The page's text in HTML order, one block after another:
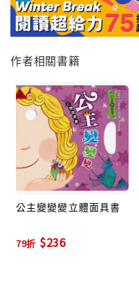
作者相關書籍
公主變變變立體面具書
79折 $236